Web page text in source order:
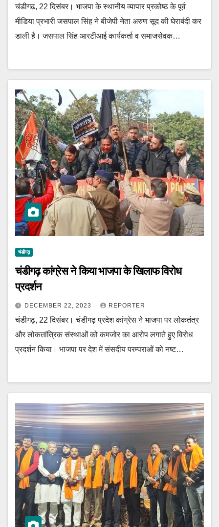
चंडीगढ़, 22 दिसंबर। भाजपा के स्थानीय व्यापार प्रकोष्ठ के पूर्व
मीडिया प्रभारी जसपाल सिंह ने बीजेपी नेता अरुण सूद की घेराबंदी कर
डाली है। जसपाल सिंह आरटीआई कार्यकर्ता व समाजसेवक…
चंडीगढ़
चंडीगढ़ कांग्रेस ने किया भाजपा के खिलाफ विरोध
प्रदर्शन
DECEMBER 22, 2023 REPORTER
चंडीगढ़, 22 दिसंबर। चंडीगढ़ प्रदेश कांग्रेस ने भाजपा पर लोकतंत्र
और लोकतांत्रिक संस्थाओं को कमजोर का आरोप लगाते हुए विरोध
प्रदर्शन किया। भाजपा पर देश में संसदीय परम्पराओं को नष्ट…